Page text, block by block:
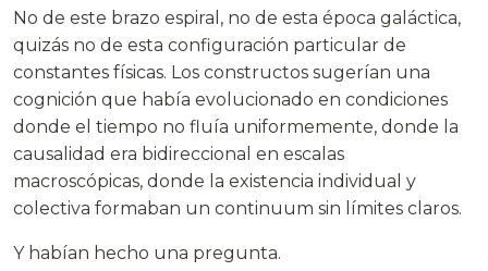
No de este brazo espiral, no de esta época galáctica,
quizás no de esta configuración particular de
constantes físicas. Los constructos sugerían una
cognición que había evolucionado en condiciones
donde el tiempo no fluía uniformemente, donde la
causalidad era bidireccional en escalas
macroscópicas, donde la existencia individual y
colectiva formaban un continuum sin límites claros.
Y habían hecho una pregunta.